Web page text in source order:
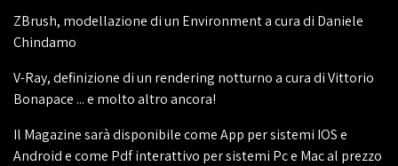
ZBrush, modellazione di un Environment a cura di Daniele
Chindamo
V-Ray, definizione di un rendering notturno a cura di Vittorio
Bonapace ... e molto altro ancora!
Il Magazine sarà disponibile come App per sistemi IOS e
Android e come Pdf interattivo per sistemi Pc e Mac al prezzo